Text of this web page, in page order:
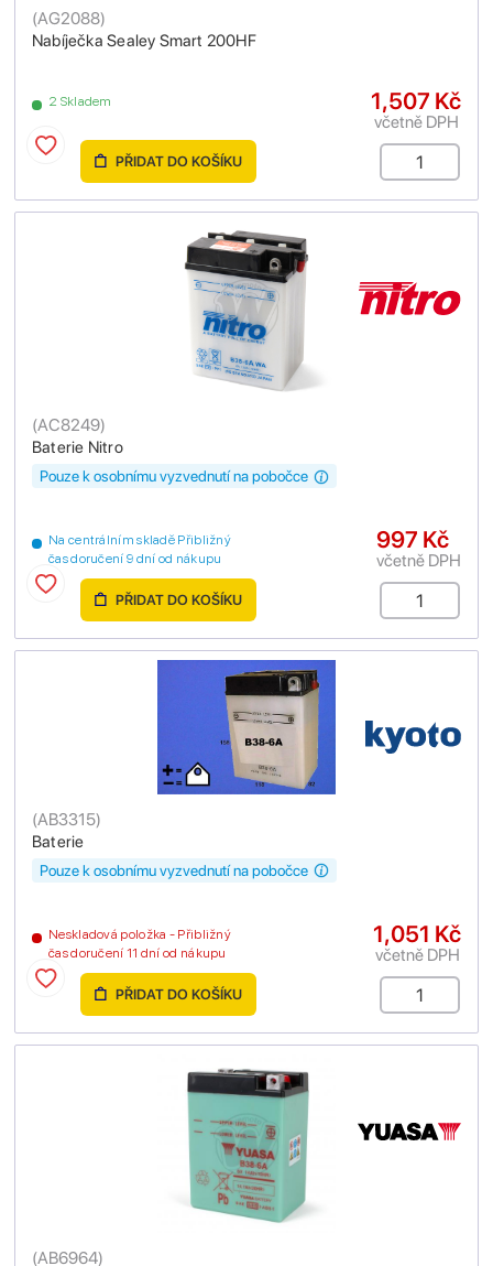
Nabíječka Sealey Smart 200HF
(AG2088)
2 Skladem 1,507 Kč
včetně DPH
PŘIDAT DO KOŠÍKU
Baterie Nitro
(AC8249)
Na centrálním skladě Přibližný
čas doručení 9 dní od nákupu
Pouze k osobnímu vyzvednutí na pobočce
997 Kč
včetně DPH
PŘIDAT DO KOŠÍKU
Baterie
(AB3315)
Neskladová položka - Přibližný
čas doručení 11 dní od nákupu
Pouze k osobnímu vyzvednutí na pobočce
1,051 Kč
včetně DPH
PŘIDAT DO KOŠÍKU
(AB6964)